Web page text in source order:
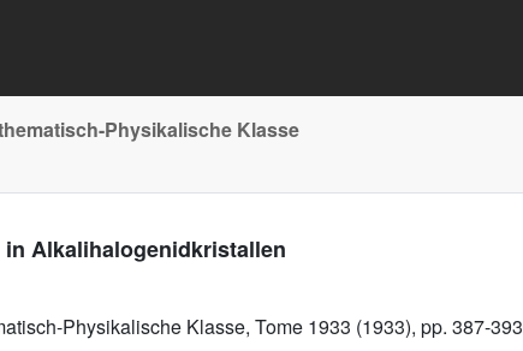
Physikalische Klasse
Alkalihalogenidkristallen
Physikalische Klasse, Tome 1933 (1933), pp. 387-393